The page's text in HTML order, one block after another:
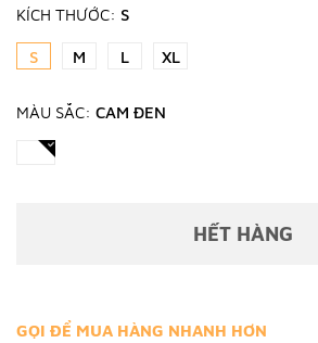
KÍCH THƯỚC: S
S M L XL
MÀU SẮC: CAM ĐEN
HẾT HÀNG
GỌI ĐỂ MUA HÀNG NHANH HƠN